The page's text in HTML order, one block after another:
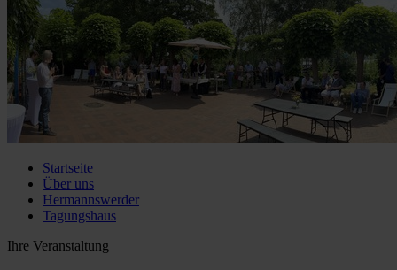
Startseite
Über uns
Hermannswerder
Tagungshaus
Ihre Veranstaltung